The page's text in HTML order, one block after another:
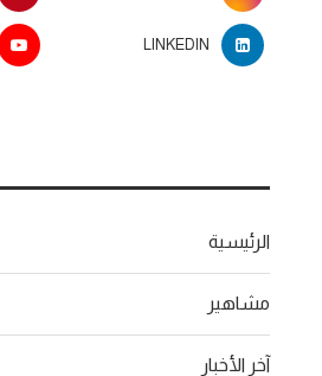
LINKEDIN
الرئيسية
مشاهير
آخر الأخبار